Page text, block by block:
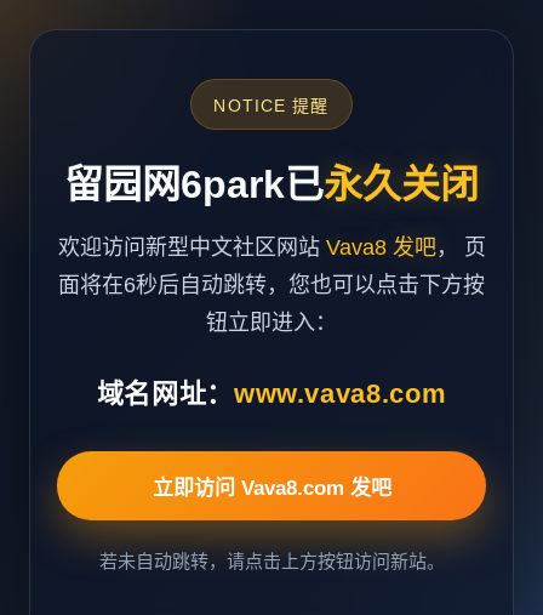
NOTICE 提醒
留园网6park已永久关闭
欢迎访问新型中文社区网站 Vava8 发吧， 页
面将在6秒后自动跳转，您也可以点击下方按
钮立即进入：
域名网址： www.vava8.com
立即访问 Vava8.com 发吧
若未自动跳转，请点击上方按钮访问新站。